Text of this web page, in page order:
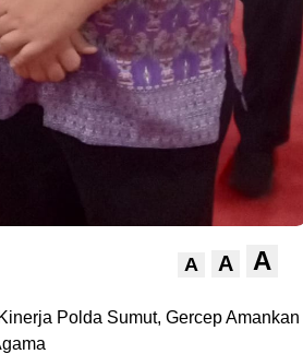
A A A
Polda Sumut, Gercep Amankan